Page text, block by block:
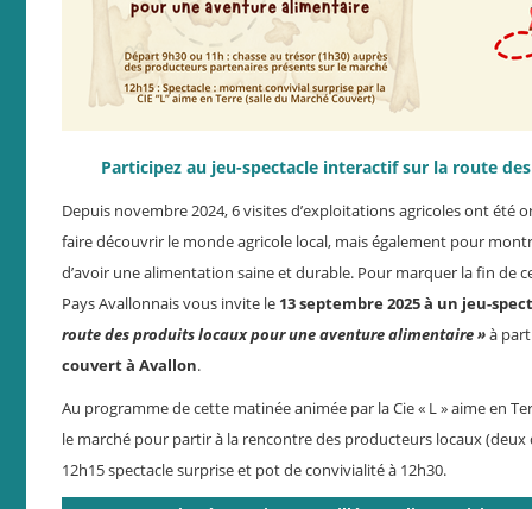
Participez au jeu-spectacle interactif sur la route
Depuis novembre 2024, 6 visites d’exploitations agricoles ont été
faire découvrir le monde agricole local, mais également pour
d’avoir une alimentation saine et durable. Pour marquer la fin de
Pays Avallonnais vous invite le 13 septembre 2025 à un jeu-
route des produits locaux pour une aventure alimentaire »à
couvert à Avallon.
Au programme de cette matinée animée par la Cie « L » aime en
le marché pour partir à la rencontre des producteurs locaux
12h15 spectacle surprise et pot de convivialité à 12h30.